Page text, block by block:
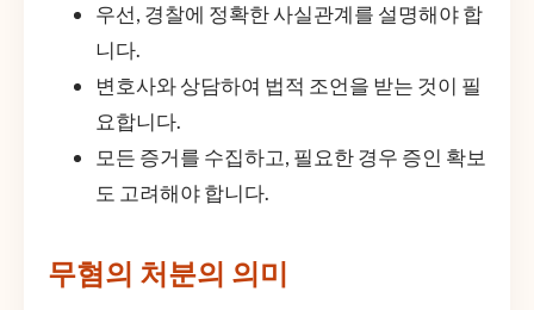
우선, 경찰에 정확한 사실관계를 설명해야 합
니다.
변호사와 상담하여 법적 조언을 받는 것이 필
요합니다.
모든 증거를 수집하고, 필요한 경우 증인 확보
도 고려해야 합니다.
무혐의 처분의 의미